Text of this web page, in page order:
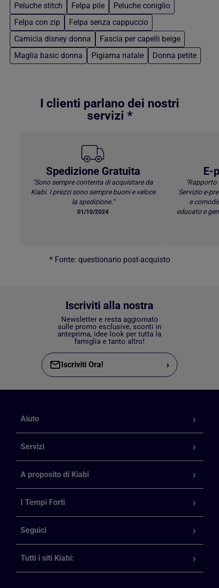
Peluche stitch Felpa pile
Peluche coniglio
Felpa con zip
Felpa senza cappuccio
Camicia disney donna
Fascia per capelli beige
Maglia basic donna
Pigiama natale Donna petite
I clienti parlano dei nostri
servizi *
Spedizione Gratuita
"Sono sempre contenta di acquistare da
Kiabi. I prezzi sono sempre buoni e veloce
la spedizione."
01/10/2024
E-
Servizio e-
e
educato e
* Fonte: questionario post-acquisto
Iscriviti alla nostra
Newsletter e resta aggiornato
sulle promo esclusive, sconti in
anteprima, idee look per tutta la
famiglia e tanto altro!
Iscriviti Ora! ›
Aiuto
Servizi
A proposito di Kiabi
I Tempi Forti
Seguici
Tutti i siti Kiabi: